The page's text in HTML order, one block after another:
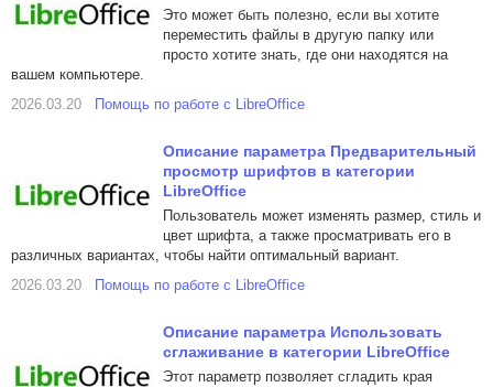
Это может быть полезно, если вы хотите
переместить файлы в другую папку или
просто хотите знать, где они находятся на
вашем компьютере.
2026.03.20
Помощь по работе с LibreOffice
Описание параметра Предварительный
просмотр шрифтов в категории
LibreOffice
Пользователь может изменять размер, стиль и
цвет шрифта, а также просматривать его в
различных вариантах, чтобы найти оптимальный вариант.
2026.03.20
Помощь по работе с LibreOffice
Описание параметра Использовать
сглаживание в категории LibreOffice
Этот параметр позволяет сгладить края